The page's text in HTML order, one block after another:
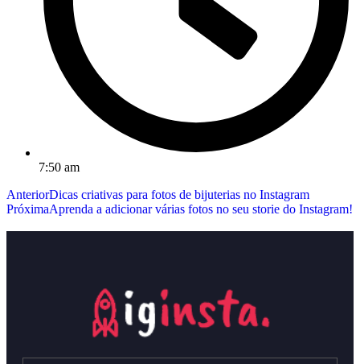
7:50 am
AnteriorDicas criativas para fotos de bijuterias no Instagram
PróximaAprenda a adicionar várias fotos no seu storie do Instagram!